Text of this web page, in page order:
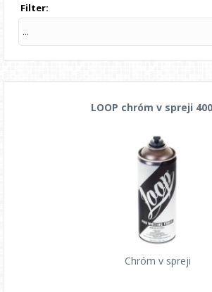
Filter:
...
LOOP chróm v spreji
Chróm v spreji